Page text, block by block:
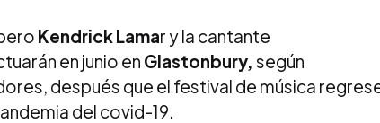
Kendrick Lamar y la cantante
en junio en Glastonbury, según
después que el festival de música
del covid-19.